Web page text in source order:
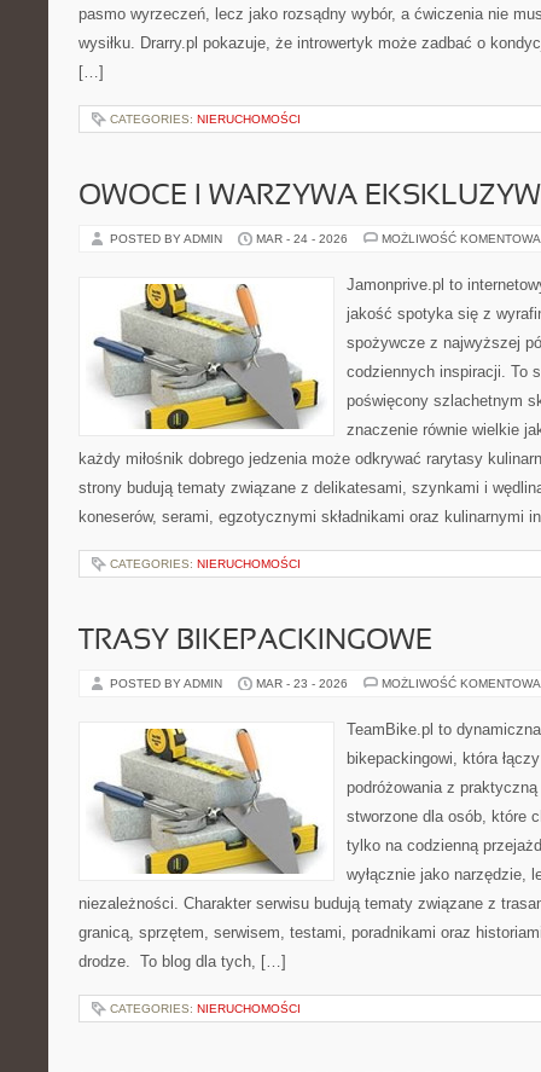
pasmo wyrzeczeń, lecz jako rozsądny wybór, a ćwiczenia nie
wysiłku. Drarry.pl pokazuje, że introwertyk może zadbać o
[…]
CATEGORIES: NIERUCHOMOŚCI
OWOCE I WARZYWA
POSTED BY ADMIN MAR - 24 - 2026 MOŻLIWOŚĆ
Jamonprive.pl to
jakość spotyka się z
spożywcze z najwyższej
codziennych inspiracji. To
poświęcony szlachetnym
znaczenie równie wielkie
każdy miłośnik dobrego jedzenia może odkrywać rarytasy
strony budują tematy związane z delikatesami, szynkami i
koneserów, serami, egzotycznymi składnikami oraz kulinarnymi
CATEGORIES: NIERUCHOMOŚCI
TRASY BIKEPACKINGOWE
POSTED BY ADMIN MAR - 23 - 2026 MOŻLIWOŚĆ
TeamBike.pl to
bikepackingowi, która
podróżowania z
stworzone dla osób, które
tylko na codzienną
wyłącznie jako narzędzie,
niezależności. Charakter serwisu budują tematy związane z
granicą, sprzętem, serwisem, testami, poradnikami oraz
drodze. To blog dla tych, […]
CATEGORIES: NIERUCHOMOŚCI